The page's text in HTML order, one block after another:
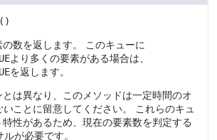
()
数を返します。
このキューに
より多くの要素がある場合は、
を返します。
は異なり、このメソッドは一定時間のオ
いことに留意してください。
これらのキュ
性があるため、現在の要素数を判定する
が必要です。